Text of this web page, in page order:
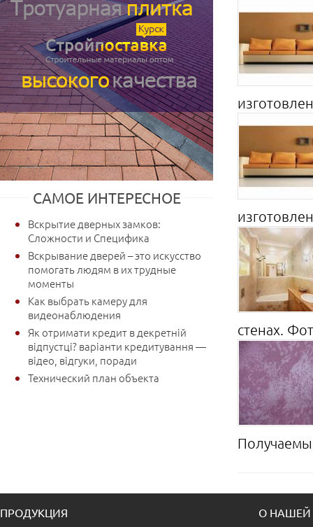
САМОЕ ИНТЕРЕСНОЕ
Вскрытие дверных замков:
Сложности и Специфика
Вскрывание дверей – это искусство
помогать людям в их трудные
моменты
Как выбрать камеру для
видеонаблюдения
Як отримати кредит в декретній
відпустці? варіанти кредитування —
відео, відгуки, поради
Технический план объекта
стенах.
ПРОДУКЦИЯ О